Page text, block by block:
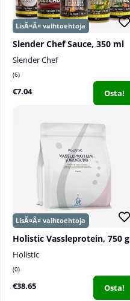
Slender Chef Sauce, 350 ml
Slender Chef
6
€7.04 Osta!
Holistic Vassleprotein, 750 g
Holistic
0
€38.65 Osta!